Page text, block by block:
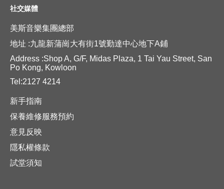
社交媒體
美斯音樂集團總部
地址 :九龍新蒲崗大有街1號勤達中心地下A鋪
Address :Shop A, G/F, Midas Plaza, 1 Tai Yau Street, San
Po Kong, Kowloon
Tel:2127 4214
新手指南
保養維修服務預約
意見反映
隱私權條款
試堂須知